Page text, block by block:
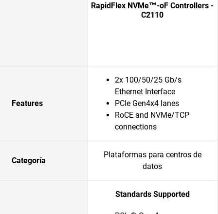
RapidFlex NVMe™-oF Controllers -
C2110
Features
2x 100/50/25 Gb/s
Ethernet Interface
PCIe Gen4x4 lanes
RoCE and NVMe/TCP
connections
Categoría
Plataformas para centros de
datos
Standards Supported